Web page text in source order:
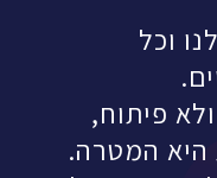
וכל
פיתוח,
היא המטרה.